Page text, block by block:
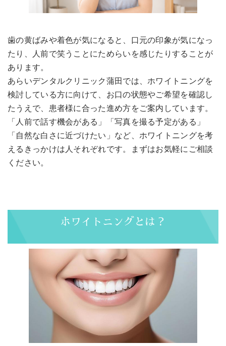
歯の黄ばみや着色が気になると、口元の印象が気になっ
たり、人前で笑うことにためらいを感じたりすることが
あります。
あらいデンタルクリニック蒲田では、ホワイトニングを
検討している方に向けて、お口の状態やご希望を確認し
たうえで、患者様に合った進め方をご案内しています。
「人前で話す機会がある」「写真を撮る予定がある」
「自然な白さに近づけたい」など、ホワイトニングを考
えるきっかけは人それぞれです。まずはお気軽にご相談
ください。
ホワイトニングとは？